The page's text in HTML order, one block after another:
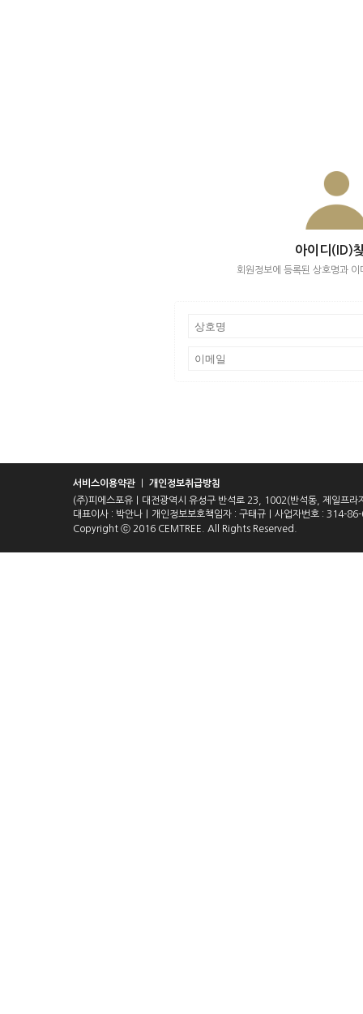
아이디(ID)
회원정보에 등록된 상호명과
서비스이용약관
개인정보취급방침
(주)피에스포유｜대전광역시 유성구 반석로 23, 1002(반석동, 제일프라
대표이사 : 박안나｜개인정보보호책임자 : 구태규｜사업자번호 :
Copyright ⓒ 2016 CEMTREE. All Rights Reserved.